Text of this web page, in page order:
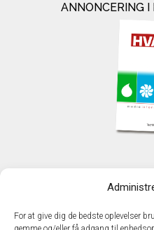
For at give dig de bedste oplevelser
ANNONCERING
DK -